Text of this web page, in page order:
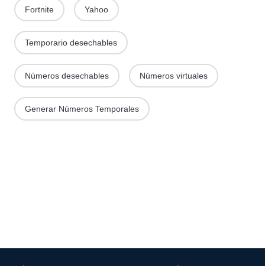
Fortnite Yahoo
Temporario desechables
Números desechables Números virtuales
Generar Números Temporales